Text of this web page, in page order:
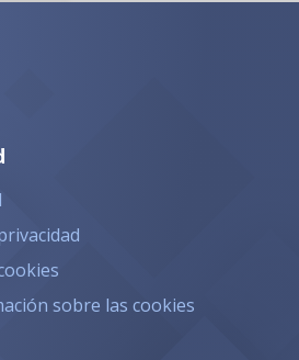
sobre las cookies